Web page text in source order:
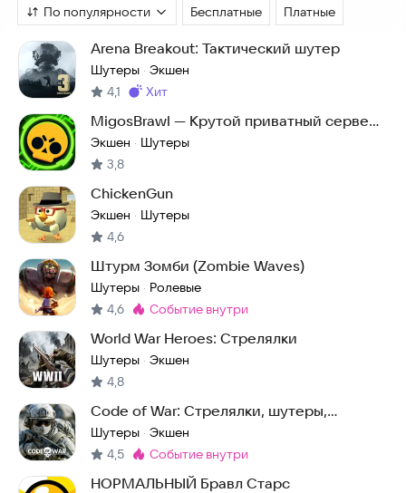
По популярности Бесплатные Платные
Arena Breakout: Тактический шутер
Шутеры · Экшен
4,1 Метка
хит
MigosBrawl — Крутой приватный сервер
Brawl Stars
Экшен · Шутеры
3,8
ChickenGun
Экшен · Шутеры
4,6
Штурм Зомби (Zombie Waves)
Шутеры · Ролевые
4,6 Метка:
событие внутри
World War Heroes: Стрелялки
Шутеры · Экшен
4,8
Code of War: Стрелялки, шутеры,
войнушки по сети
Шутеры · Экшен
4,5 Метка:
событие внутри
НОРМАЛЬНЫЙ Бравл Старс